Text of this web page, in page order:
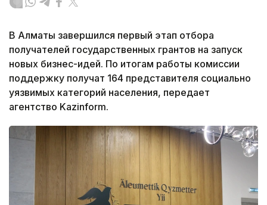
В Алматы завершился первый этап отбора
получателей государственных грантов на запуск
новых бизнес-идей. По итогам работы комиссии
поддержку получат 164 представителя социально
уязвимых категорий населения, передает
агентство Kazinform.